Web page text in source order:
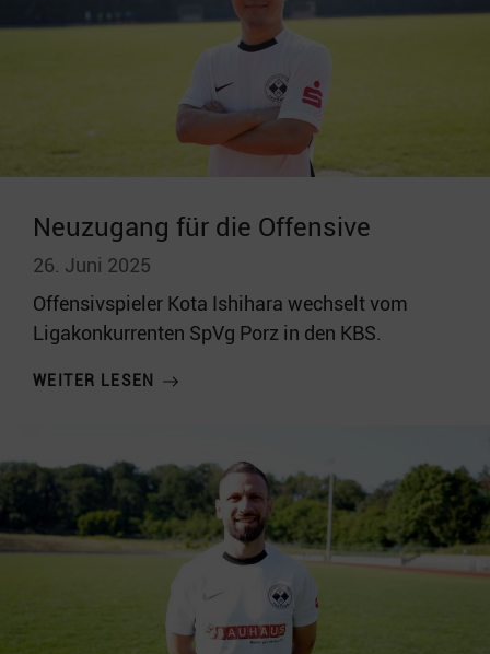
Neuzugang für die Offensive
26. Juni 2025
Offensivspieler Kota Ishihara wechselt vom
Ligakonkurrenten SpVg Porz in den KBS.
WEITER LESEN